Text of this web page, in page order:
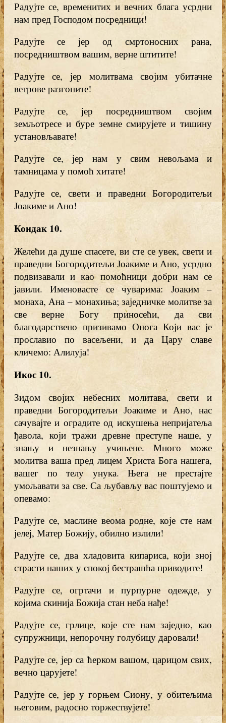
Радујте се, временитих и вечних блага усрдни
нам пред Господом посредници!
Радујте се јер од смртоносних рана,
посредништвом вашим, верне штитите!
Радујте се, јер молитвама својим убитачне
ветрове разгоните!
Радујте се, јер посредништвом својим
земљотресе и буре земне смирујете и тишину
установљавате!
Радујте се, јер нам у свим невољама и
тамницама у помоћ хитате!
Радујте се, свети и праведни Богородитељи
Јоакиме и Ано!
Кондак 10.
Желећи да душе спасете, ви сте се увек, свети и
праведни Богородитељи Јоакиме и Ано, усрдно
подвизавали и као помоћници добри нам се
јавили. Именовасте се чуварима: Јоаким –
монаха, Ана – монахиња; заједничке молитве за
све верне Богу приносећи, да сви
благодарствено призивамо Онога Који вас је
прославио по васељени, и да Цару славе
кличемо: Алилуја!
Икос 10.
Зидом својих небесних молитава, свети и
праведни Богородитељи Јоакиме и Ано, нас
сачувајте и оградите од искушења непријатеља
ђавола, који тражи древне преступе наше, у
знању и незнању учињене. Много може
молитва ваша пред лицем Христа Бога нашега,
вашег по телу унука. Њега не престајте
умољавати за све. Са љубављу вас поштујемо и
опевамо:
Радујте се, маслине веома родне, које сте нам
јелеј, Матер Божију, обилно излили!
Радујте се, два хладовита кипариса, који зној
страсти наших у спокој бестрашћа приводите!
Радујте се, огртачи и пурпурне одежде, у
којима скинија Божија стан неба нађе!
Радујте се, грлице, које сте нам заједно, као
супружници, непорочну голубицу даровали!
Радујте се, јер са ћерком вашом, царицом свих,
вечно царујете!
Радујте се, јер у горњем Сиону, у обитељима
његовим, радосно торжествујете!